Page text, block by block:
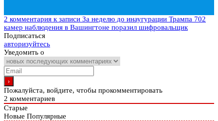
2 комментария к записи За неделю до инаугурации Трампа 702
камер наблюдения в Вашингтоне поразил шифровальщик
Подписаться
авторизуйтесь
Уведомить о
Пожалуйста, войдите, чтобы прокомментировать
2 комментариев
Старые
Новые Популярные